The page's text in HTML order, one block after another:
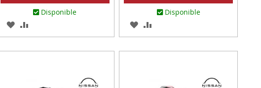
Disponible
AGREGAR
A
AÑADIR
PARA
Disponible
AGREGAR
A
PARA